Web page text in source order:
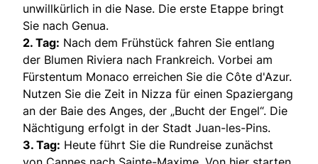
unwillkürlich in die Nase. Die erste Etappe bringt
Sie nach Genua.
2. Tag: Nach dem Frühstück fahren Sie entlang
der Blumen Riviera nach Frankreich. Vorbei am
Fürstentum Monaco erreichen Sie die Côte d'Azur.
Nutzen Sie die Zeit in Nizza für einen Spaziergang
an der Baie des Anges, der „Bucht der Engel“. Die
Nächtigung erfolgt in der Stadt Juan-les-Pins.
3. Tag: Heute führt Sie die Rundreise zunächst